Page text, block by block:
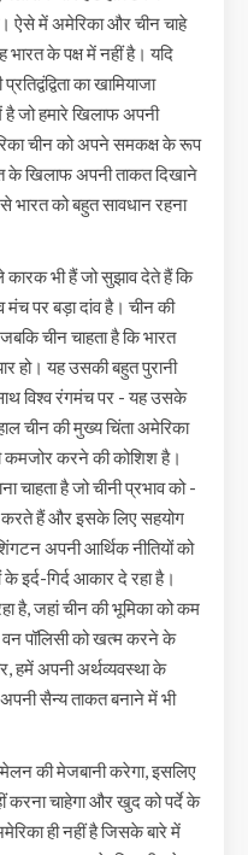
ऐसे में अमेरिका और चीन चाहे
के पक्ष में नहीं है। यदि
का खामियाजा
जो हमारे खिलाफ अपनी
चीन को अपने समकक्ष के रूप
के खिलाफ अपनी ताकत दिखाने
भारत को बहुत सावधान रहना
भी हैं जो सुझाव देते हैं कि
मंच पर बड़ा दांव है। चीन की
चीन चाहता है कि भारत
हो। यह उसकी बहुत पुरानी
विश्व रंगमंच पर - यह उसके
चीन की मुख्य चिंता अमेरिका
कमजोर करने की कोशिश है।
चाहता है जो चीनी प्रभाव को -
हैं और इसके लिए सहयोग
अपनी आर्थिक नीतियों को
इर्द-गिर्द आकार दे रहा है।
है, जहां चीन की भूमिका को कम
पॉलिसी को खत्म करने के
हमें अपनी अर्थव्यवस्था के
सैन्य ताकत बनाने में भी
की मेजबानी करेगा, इसलिए
करना चाहेगा और खुद को पर्दे के
ही नहीं है जिसके बारे में